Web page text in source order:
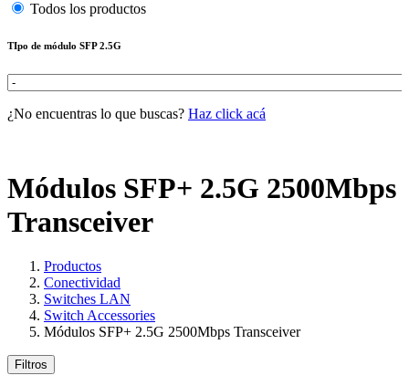
Todos los productos
TIpo de módulo SFP 2.5G
¿No encuentras lo que buscas? Haz click acá
Módulos SFP+ 2.5G 2500Mbps
Transceiver
Productos
Conectividad
Switches LAN
Switch Accessories
Módulos SFP+ 2.5G 2500Mbps Transceiver
Filtros